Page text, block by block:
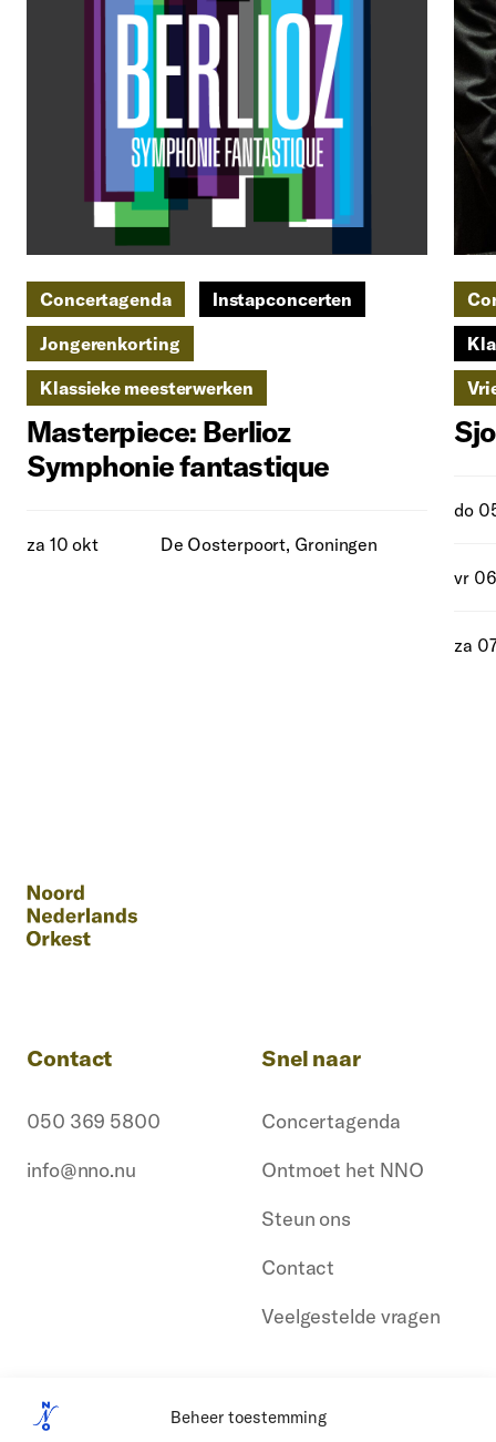
Beheer toestemming
Concertagenda
Instapconcerten
Jongerenkorting
Klassieke meesterwerken
Masterpiece: Berlioz
Symphonie fantastique
za 10 okt De Oosterpoort, Groningen
do
vr
za
Contact
050 369 5800
info@nno.nu
Snel naar
Concertagenda
Ontmoet het NNO
Steun ons
Contact
Veelgestelde vragen